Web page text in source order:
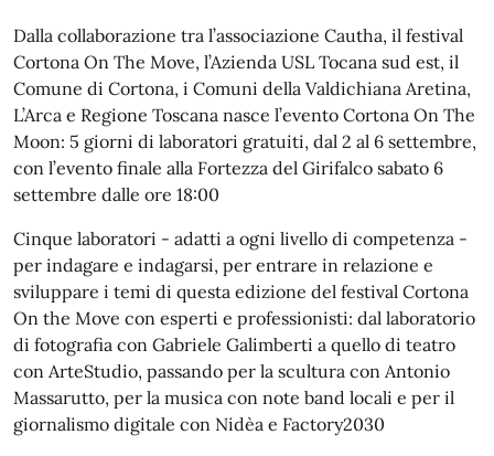
Dalla collaborazione tra l’associazione Cautha, il festival
Cortona On The Move, l’Azienda USL Tocana sud est, il
Comune di Cortona, i Comuni della Valdichiana Aretina,
L’Arca e Regione Toscana nasce l’evento Cortona On The
Moon: 5 giorni di laboratori gratuiti, dal 2 al 6 settembre,
con l’evento finale alla Fortezza del Girifalco sabato 6
settembre dalle ore 18:00
Cinque laboratori - adatti a ogni livello di competenza -
per indagare e indagarsi, per entrare in relazione e
sviluppare i temi di questa edizione del festival Cortona
On the Move con esperti e professionisti: dal laboratorio
di fotografia con Gabriele Galimberti a quello di teatro
con ArteStudio, passando per la scultura con Antonio
Massarutto, per la musica con note band locali e per il
giornalismo digitale con Nidèa e Factory2030